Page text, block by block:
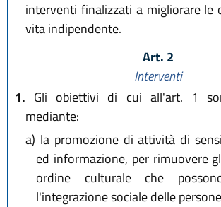
interventi finalizzati a migliorare le
vita indipendente.
Art. 2
Interventi
1. Gli obiettivi di cui all'art. 1
mediante:
a) la promozione di attività di
ed informazione, per rimuovere
ordine culturale che
l'integrazione sociale delle